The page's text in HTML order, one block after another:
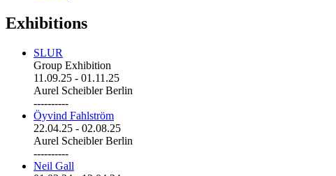
Exhibitions
SLUR
Group Exhibition
11.09.25 - 01.11.25
Aurel Scheibler Berlin
----------
Öyvind Fahlström
22.04.25 - 02.08.25
Aurel Scheibler Berlin
----------
Neil Gall